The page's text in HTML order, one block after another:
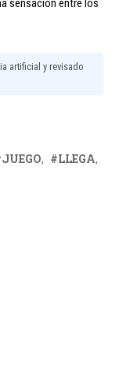
sensación entre los
artificial y revisado
JUEGO
LLEGA